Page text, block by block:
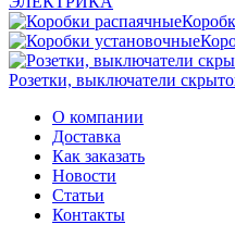
Розетки, выключатели
О компании
Доставка
Как заказать
Новости
Статьи
Контакты